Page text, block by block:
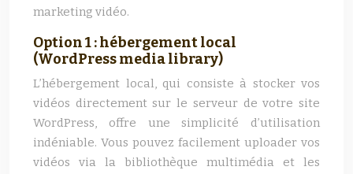
marketing vidéo.
Option 1 : hébergement local
(WordPress media library)
L’hébergement local, qui consiste à stocker vos
vidéos directement sur le serveur de votre site
WordPress, offre une simplicité d’utilisation
indéniable. Vous pouvez facilement uploader vos
vidéos via la bibliothèque multimédia et les